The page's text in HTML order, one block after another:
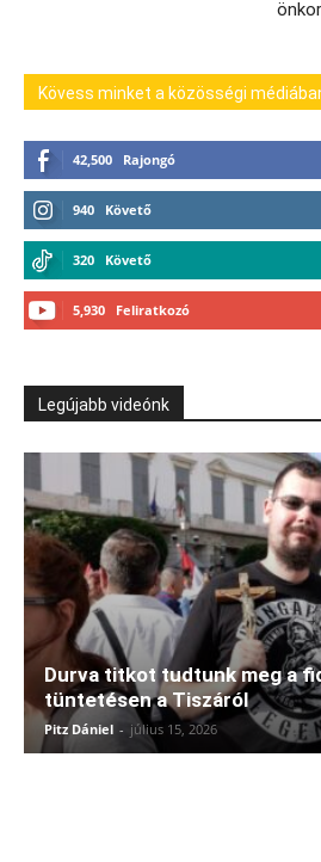
Kövess minket a közösségi
42,500 Rajongó
940 Követő
320 Követő
5,930 Feliratkozó
Legújabb videónk
Durva titkot tudtunk meg a
tüntetésen a Tiszáról
Pitz Dániel - július 15, 2026